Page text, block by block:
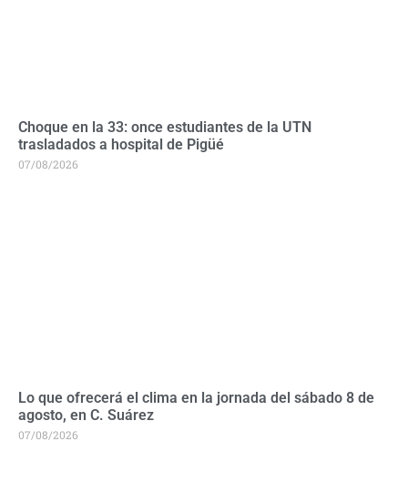
Choque en la 33: once estudiantes de la UTN
trasladados a hospital de Pigüé
07/08/2026
Lo que ofrecerá el clima en la jornada del sábado 8 de
agosto, en C. Suárez
07/08/2026